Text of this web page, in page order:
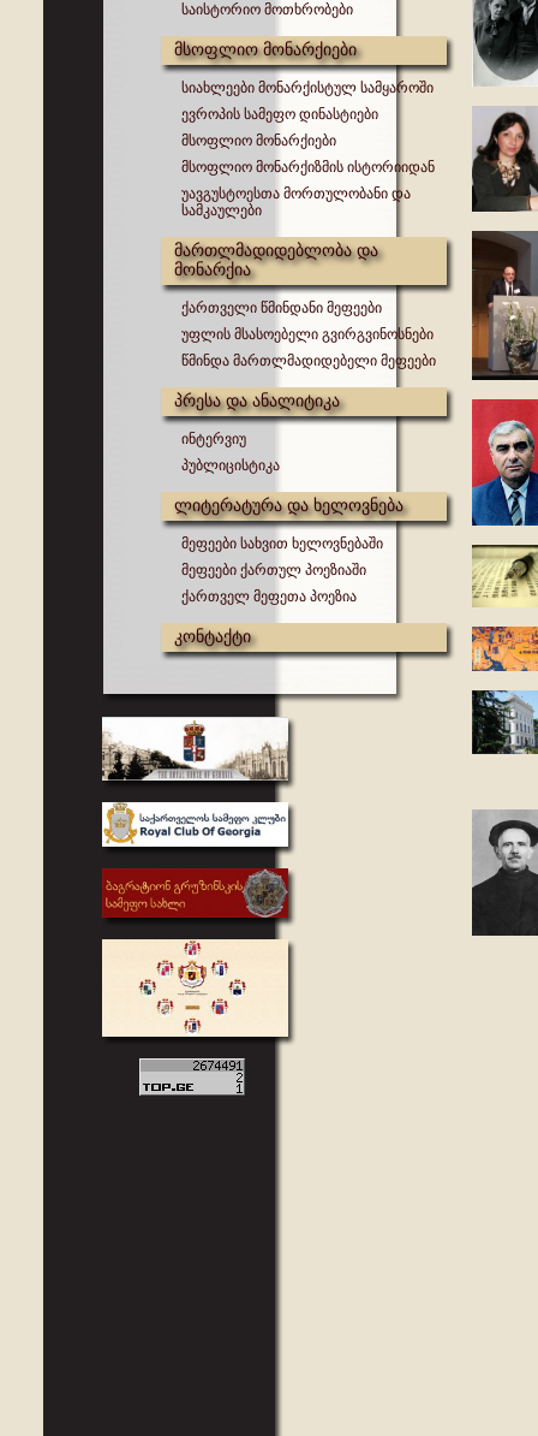
საისტორიო მოთხრობები
მსოფლიო მონარქიები
სიახლეები მონარქისტულ სამყაროში
ევროპის სამეფო დინასტიები
მსოფლიო მონარქიები
მსოფლიო მონარქიზმის ისტორიიდან
უავგუსტოესთა მორთულობანი და
სამკაულები
მართლმადიდებლობა და
მონარქია
ქართველი წმინდანი მეფეები
უფლის მსასოებელი გვირგვინოსნები
წმინდა მართლმადიდებელი მეფეები
პრესა და ანალიტიკა
ინტერვიუ
პუბლიცისტიკა
ლიტერატურა და ხელოვნება
მეფეები სახვით ხელოვნებაში
მეფეები ქართულ პოეზიაში
ქართველ მეფეთა პოეზია
კონტაქტი